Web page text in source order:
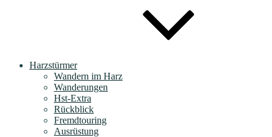
Harzstürmer
Wandern im Harz
Wanderungen
Hst-Extra
Rückblick
Fremdtouring
Ausrüstung